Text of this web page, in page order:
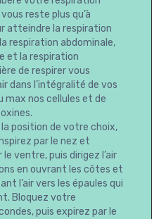
reste plus qu’à
atteindre la respiration
respiration abdominale,
et la respiration
de respirer vous
dans l’intégralité de vos
max nos cellules et de
la position de votre choix,
par le nez et
ventre, puis dirigez l’air
en ouvrant les côtes et
l’air vers les épaules qui
Bloquez votre
puis expirez par le